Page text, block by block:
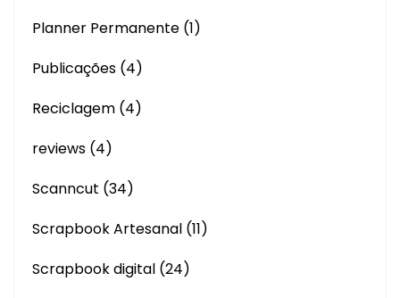
Planner Permanente (1)
Publicações (4)
Reciclagem (4)
reviews (4)
Scanncut (34)
Scrapbook Artesanal (11)
Scrapbook digital (24)